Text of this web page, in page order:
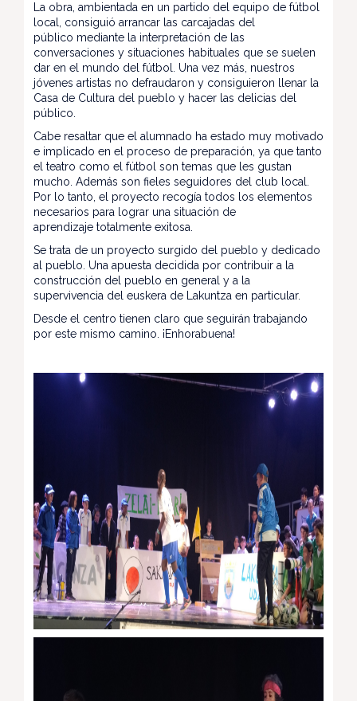
La obra, ambientada en un partido del equipo de fútbol
local, consiguió arrancar las carcajadas del
público mediante la interpretación de las
conversaciones y situaciones habituales que se suelen
dar en el mundo del fútbol. Una vez más, nuestros
jóvenes artistas no defraudaron y consiguieron llenar la
Casa de Cultura del pueblo y hacer las delicias del
público.
Cabe resaltar que el alumnado ha estado muy motivado
e implicado en el proceso de preparación, ya que tanto
el teatro como el fútbol son temas que les gustan
mucho. Además son fieles seguidores del club local.
Por lo tanto, el proyecto recogía todos los elementos
necesarios para lograr una situación de
aprendizaje totalmente exitosa.
Se trata de un proyecto surgido del pueblo y dedicado
al pueblo. Una apuesta decidida por contribuir a la
construcción del pueblo en general y a la
supervivencia del euskera de Lakuntza en particular.
Desde el centro tienen claro que seguirán trabajando
por este mismo camino. ¡Enhorabuena!